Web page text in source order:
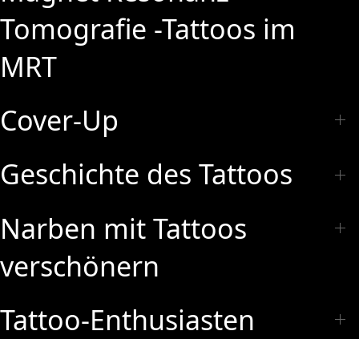
Tomografie -Tattoos im
MRT
Cover-Up
Geschichte des Tattoos
Narben mit Tattoos
verschönern
Tattoo-Enthusiasten